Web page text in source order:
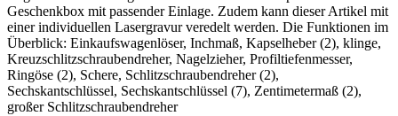
Geschenkbox mit passender Einlage. Zudem kann dieser Artikel mit
einer individuellen Lasergravur veredelt werden. Die Funktionen im
Überblick: Einkaufswagenlöser, Inchmaß, Kapselheber (2), klinge,
Kreuzschlitzschraubendreher, Nagelzieher, Profiltiefenmesser,
Ringöse (2), Schere, Schlitzschraubendreher (2),
Sechskantschlüssel, Sechskantschlüssel (7), Zentimetermaß (2),
großer Schlitzschraubendreher